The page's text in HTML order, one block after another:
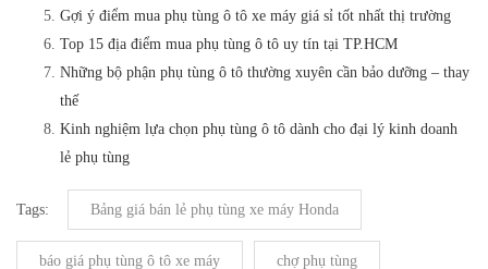
Gợi ý điểm mua phụ tùng ô tô xe máy giá sỉ tốt nhất thị trường
Top 15 địa điểm mua phụ tùng ô tô uy tín tại TP.HCM
Những bộ phận phụ tùng ô tô thường xuyên cần bảo dưỡng – thay
thế
Kinh nghiệm lựa chọn phụ tùng ô tô dành cho đại lý kinh doanh
lẻ phụ tùng
Tags: Bảng giá bán lẻ phụ tùng xe máy Honda
báo giá phụ tùng ô tô xe máy chợ phụ tùng